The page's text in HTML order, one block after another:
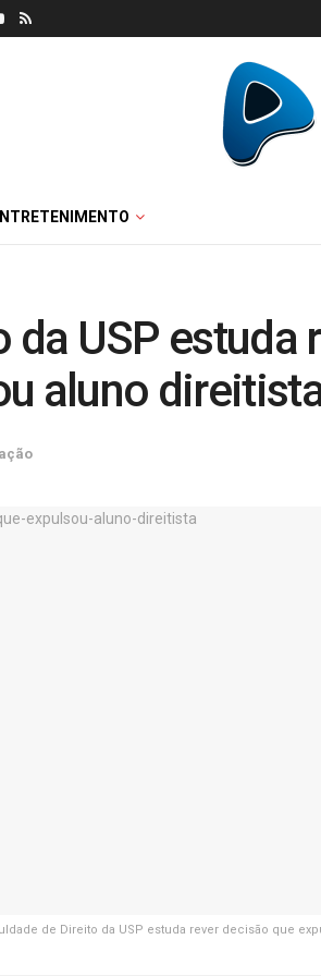
USP estuda
aluno
de Direito da USP estuda rever decisão que